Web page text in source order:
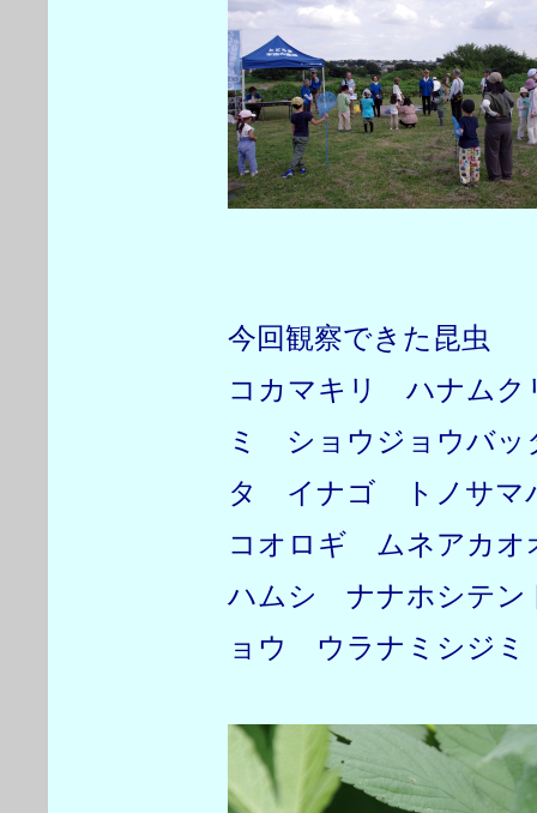
今回観察できた昆虫
コカマキリ ハナム
ミ ショウジョウバ
タ イナゴ トノサマ
コオロギ ムネアカ
ハムシ ナナホシテ
ョウ ウラナミシジミ